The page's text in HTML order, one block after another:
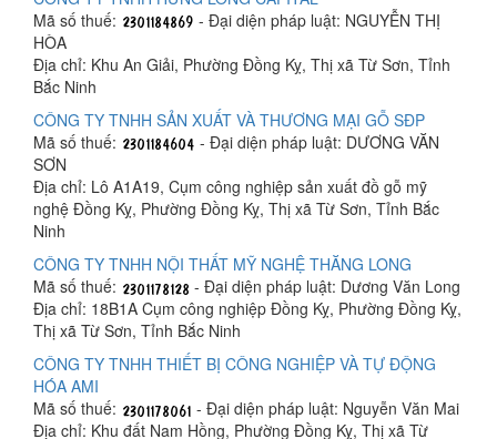
Mã số thuế:
- Đại diện pháp luật: NGUYỄN THỊ
HÒA
Địa chỉ: Khu An Giải, Phường Đồng Kỵ, Thị xã Từ Sơn, Tỉnh
Bắc Ninh
CÔNG TY TNHH SẢN XUẤT VÀ THƯƠNG MẠI GỖ SĐP
Mã số thuế:
- Đại diện pháp luật: DƯƠNG VĂN
SƠN
Địa chỉ: Lô A1A19, Cụm công nghiệp sản xuất đồ gỗ mỹ
nghệ Đồng Kỵ, Phường Đồng Kỵ, Thị xã Từ Sơn, Tỉnh Bắc
Ninh
CÔNG TY TNHH NỘI THẤT MỸ NGHỆ THĂNG LONG
Mã số thuế:
- Đại diện pháp luật: Dương Văn Long
Địa chỉ: 18B1A Cụm công nghiệp Đồng Kỵ, Phường Đồng Kỵ,
Thị xã Từ Sơn, Tỉnh Bắc Ninh
CÔNG TY TNHH THIẾT BỊ CÔNG NGHIỆP VÀ TỰ ĐỘNG
HÓA AMI
Mã số thuế:
- Đại diện pháp luật: Nguyễn Văn Mai
Địa chỉ: Khu đất Nam Hồng, Phường Đồng Kỵ, Thị xã Từ